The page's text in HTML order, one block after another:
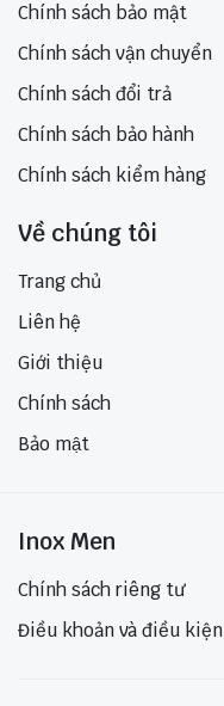
Chính sách bảo mật
Chính sách vận chuyển
Chính sách đổi trả
Chính sách bảo hành
Chính sách kiểm hàng
Về chúng tôi
Trang chủ
Liên hệ
Giới thiệu
Chính sách
Bảo mật
Inox Men
Chính sách riêng tư
Điều khoản và điều kiện